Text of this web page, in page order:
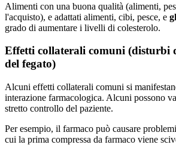
Alimenti con una buona qualità (alimenti,
l'acquisto), e adattati alimenti, cibi, pesce, e
grado di aumentare i livelli di colesterolo.
Effetti collaterali comuni (disturbi
del fegato)
Alcuni effetti collaterali comuni si
interazione farmacologica. Alcuni possono
stretto controllo del paziente.
Per esempio, il farmaco può causare
cui la prima compressa da farmaco viene